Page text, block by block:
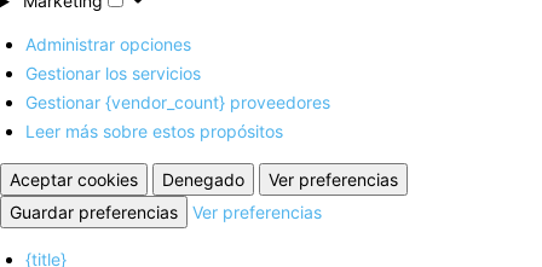
Administrar opciones
Gestionar los servicios
Gestionar {vendor_count} proveedores
Leer más sobre estos propósitos
Aceptar cookies Denegado
Ver preferencias
Guardar preferencias
Ver preferencias
{title}